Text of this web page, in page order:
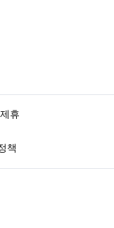
휴
책